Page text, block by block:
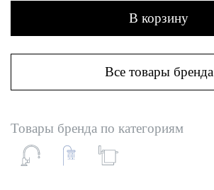
В корзину
Все товары бренда
Товары бренда по категориям